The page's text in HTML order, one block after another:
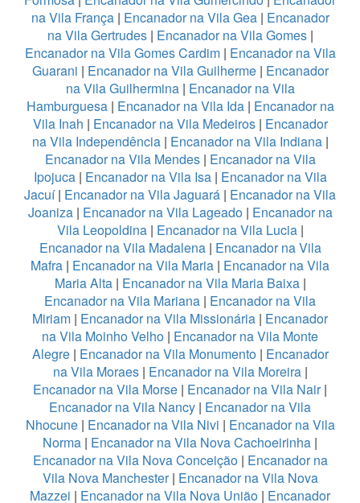
na Vila França| Encanador na Vila Gea| Encanador
na Vila Gertrudes| Encanador na Vila Gomes|
Encanador na Vila Gomes Cardim| Encanador na Vila
Guarani | Encanador na Vila Guilherme| Encanador
na Vila Guilhermina| Encanador na Vila
Hamburguesa| Encanador na Vila Ida| Encanador na
Vila Inah | Encanador na Vila Medeiros| Encanador
na Vila Independência| Encanador na Vila Indiana|
Encanador na Vila Mendes| Encanador na Vila
Ipojuca| Encanador na Vila Isa| Encanador na Vila
Jacuí| Encanador na Vila Jaguará | Encanador na Vila
Joaniza| Encanador na Vila Lageado| Encanador na
Vila Leopoldina| Encanador na Vila Lucia|
Encanador na Vila Madalena| Encanador na Vila
Mafra | Encanador na Vila Maria | Encanador na Vila
Maria Alta| Encanador na Vila Maria Baixa|
Encanador na Vila Mariana | Encanador na Vila
Miriam | Encanador na Vila Missionária | Encanador
na Vila Moinho Velho | Encanador na Vila Monte
Alegre| Encanador na Vila Monumento| Encanador
na Vila Moraes| Encanador na Vila Moreira|
Encanador na Vila Morse | Encanador na Vila Nair|
Encanador na Vila Nancy | Encanador na Vila
Nhocune| Encanador na Vila Nivi | Encanador na Vila
Norma | Encanador na Vila Nova Cachoeirinha |
Encanador na Vila Nova Conceição| Encanador na
Vila Nova Manchester| Encanador na Vila Nova
Mazzei | Encanador na Vila Nova União | Encanador